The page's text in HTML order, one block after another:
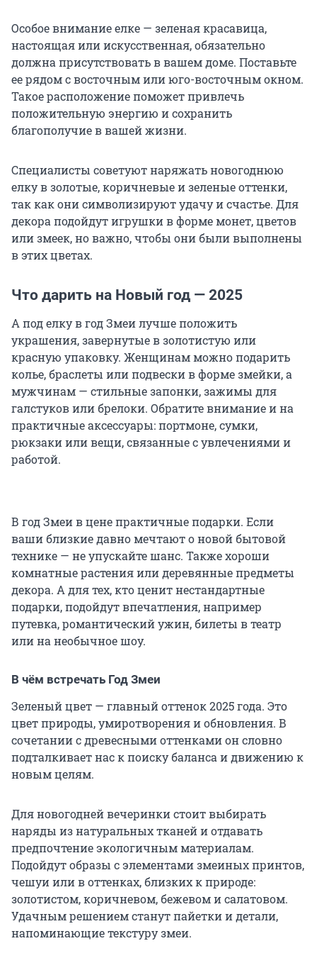
Особое внимание елке — зеленая красавица,
настоящая или искусственная, обязательно
должна присутствовать в вашем доме. Поставьте
ее рядом с восточным или юго-восточным окном.
Такое расположение поможет привлечь
положительную энергию и сохранить
благополучие в вашей жизни.
Специалисты советуют наряжать новогоднюю
елку в золотые, коричневые и зеленые оттенки,
так как они символизируют удачу и счастье. Для
декора подойдут игрушки в форме монет, цветов
или змеек, но важно, чтобы они были выполнены
в этих цветах.
Что дарить на Новый год — 2025
А под елку в год Змеи лучше положить
украшения, завернутые в золотистую или
красную упаковку. Женщинам можно подарить
колье, браслеты или подвески в форме змейки, а
мужчинам — стильные запонки, зажимы для
галстуков или брелоки. Обратите внимание и на
практичные аксессуары: портмоне, сумки,
рюкзаки или вещи, связанные с увлечениями и
работой.
В год Змеи в цене практичные подарки. Если
ваши близкие давно мечтают о новой бытовой
технике — не упускайте шанс. Также хороши
комнатные растения или деревянные предметы
декора. А для тех, кто ценит нестандартные
подарки, подойдут впечатления, например
путевка, романтический ужин, билеты в театр
или на необычное шоу.
В чём встречать Год Змеи
Зеленый цвет — главный оттенок 2025 года. Это
цвет природы, умиротворения и обновления. В
сочетании с древесными оттенками он словно
подталкивает нас к поиску баланса и движению к
новым целям.
Для новогодней вечеринки стоит выбирать
наряды из натуральных тканей и отдавать
предпочтение экологичным материалам.
Подойдут образы с элементами змеиных принтов,
чешуи или в оттенках, близких к природе:
золотистом, коричневом, бежевом и салатовом.
Удачным решением станут пайетки и детали,
напоминающие текстуру змеи.